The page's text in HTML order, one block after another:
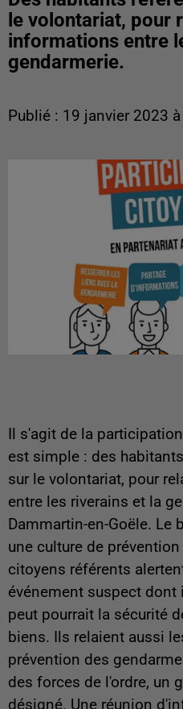
le volontariat, pour
informations entre
gendarmerie.
Publié : 19 janvier 2023
Il s'agit de la
est simple : des
sur le volontariat, pour
entre les riverains et la
Dammartin-en-Goële. Le
une culture de
citoyens référents
événement suspect
peut pourrait la sécurité
biens. Ils relaient aussi
prévention des
des forces de l'ordre, un
désigné. Une réunion